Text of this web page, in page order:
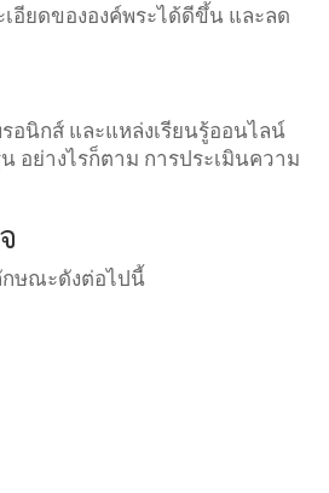
ยดขององค์พระได้ดีขึ้น และลด
นิกส์ และแหล่งเรียนรู้ออนไลน์
อย่างไรก็ตาม การประเมินความ
กษณะดังต่อไปนี้